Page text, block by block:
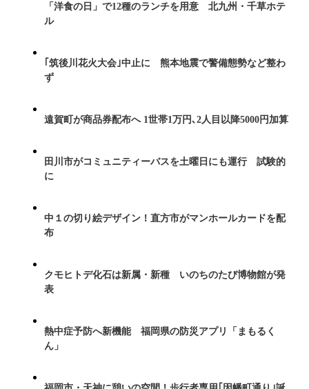
「洋食の日」で12種のランチを用意 北九州・千草ホテ
ル
｢筑後川花火大会｣中止に 熊本地震で警備態勢など整わ
ず
遠賀町が商品券配布へ 1世帯1万円､2人目以降5000円加算
田川市がコミュニティーバスを土曜日にも運行 試験的
に
中１の切り絵デザイン！直方市がマンホールカードを配
布
クモヒトデ化石は新属・新種 いのちのたび博物館が発
表
熱中症予防へ新機能 福岡県の防災アプリ「まもるく
ん」